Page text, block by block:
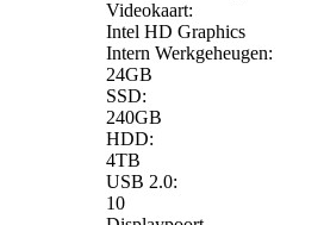
Videokaart:
Intel HD Graphics
Intern Werkgeheugen:
24GB
SSD:
240GB
HDD:
4TB
USB 2.0:
10